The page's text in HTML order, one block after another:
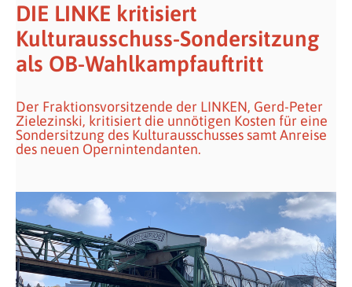
DIE LINKE kritisiert
Kulturausschuss-Sondersitzung
als OB-Wahlkampfauftritt
Der Fraktionsvorsitzende der LINKEN, Gerd-Peter
Zielezinski, kritisiert die unnötigen Kosten für eine
Sondersitzung des Kulturausschusses samt Anreise
des neuen Opernintendanten.